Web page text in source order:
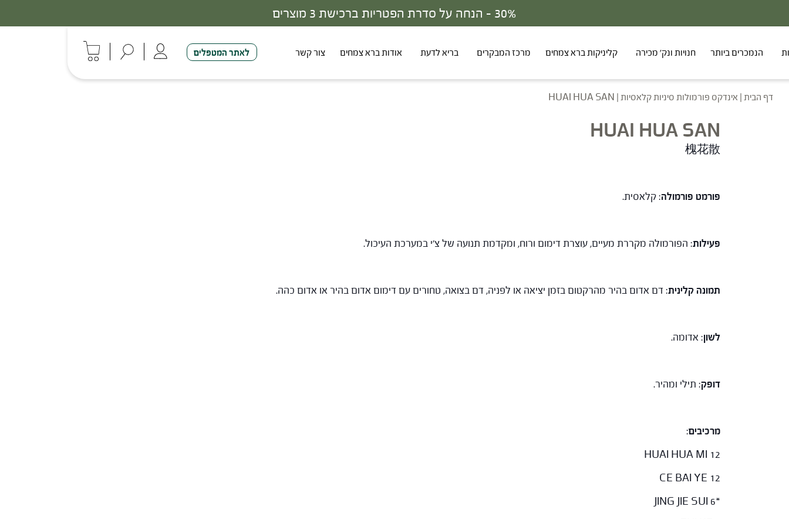
30% - הנחה על סדרת הפטריות ברכישת 3 מוצרים
הנמכרים ביותר חנויות ונק' מכירה קליניקות ברא צמחים מרכז המבקרים בריא לדעת אודות ברא צמחים צור קשר לאתר המטפלים
דף הבית | אינדקס פורמולות סיניות קלאסיות |
HUAI HUA SAN
HUAI HUA SAN
槐花散
פורמט פורמולה: קלאסית.
פעילות: הפורמולה מקררת מעיים, עוצרת דימום ורוח, ומקדמת תנועה של צ'י במערכת העיכול.
תמונה קלינית: דם אדום בהיר מהרקטום בזמן יציאה או לפניה, דם בצואה, טחורים עם דימום אדום בהיר או אדום כהה.
לשון: אדומה.
דופק: תילי ומהיר.
מרכיבים:
HUAI HUA MI 12
CE BAI YE 12
*JING JIE SUI 6